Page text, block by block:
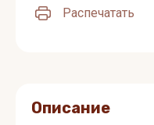
Распечатать
Описание